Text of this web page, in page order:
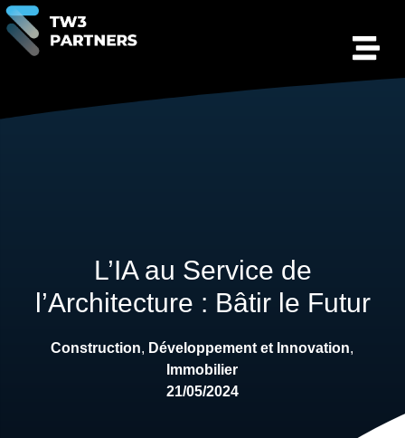
L’IA au Service de
l’Architecture : Bâtir le Futur
Construction, Développement et Innovation,
Immobilier
21/05/2024